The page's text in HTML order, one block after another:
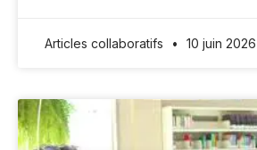
Articles collaboratifs 10 juin 2026